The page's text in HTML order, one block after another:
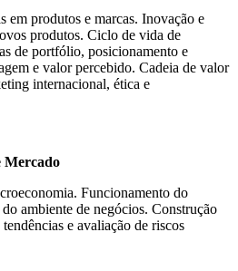
em produtos e marcas. Inovação e
produtos. Ciclo de vida de
de portfólio, posicionamento e
e valor percebido. Cadeia de valor
internacional, ética e
Mercado
Funcionamento do
ambiente de negócios. Construção
e avaliação de riscos